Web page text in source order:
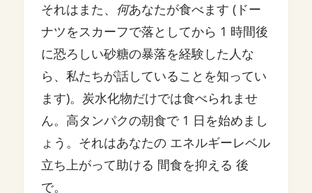
それはまた、 何あなたが食べます (ドー
ナツをスカーフで落としてから 1 時間後
に恐ろしい砂糖の暴落を経験した人な
ら、私たちが話していることを知ってい
ます)。炭水化物だけでは食べられませ
ん。高タンパクの朝食で 1 日を始めまし
ょう。それはあなたの エネルギーレベル
立ち上がって助ける 間食を抑える 後
で。